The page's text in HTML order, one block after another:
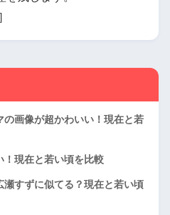
］
の画像が超かわいい！現在と若
！現在と若い頃を比較
すずに似てる？現在と若い頃